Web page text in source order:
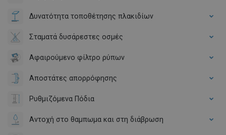
Δυνατότητα τοποθέτησης πλακιδίων
Σταματά δυσάρεστες οσμές
Αφαιρούμενο φίλτρο ρύπων
Αποστάτες απορρόφησης
Ρυθμιζόμενα Πόδια
Αντοχή στο θαμπωμα και στη διάβρωση